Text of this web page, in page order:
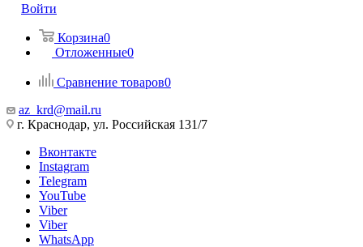
Войти
Корзина0
Отложенные0
Сравнение товаров0
az_krd@mail.ru
г. Краснодар, ул. Российская 131/7
Вконтакте
Instagram
Telegram
YouTube
Viber
Viber
WhatsApp